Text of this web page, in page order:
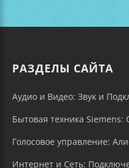
РАЗДЕЛЫ САЙТА
Аудио и Видео: Звук и
Бытовая техника
Голосовое управление:
Интернет и Сеть: